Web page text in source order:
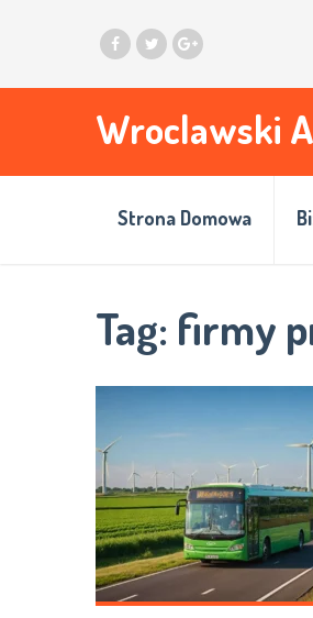
Wroclawski
Strona Domowa
Tag: firmy